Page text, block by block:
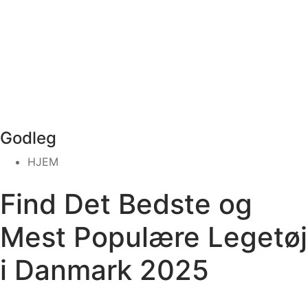
Godleg
HJEM
Find Det Bedste og
Mest Populære Legetøj
i Danmark 2025